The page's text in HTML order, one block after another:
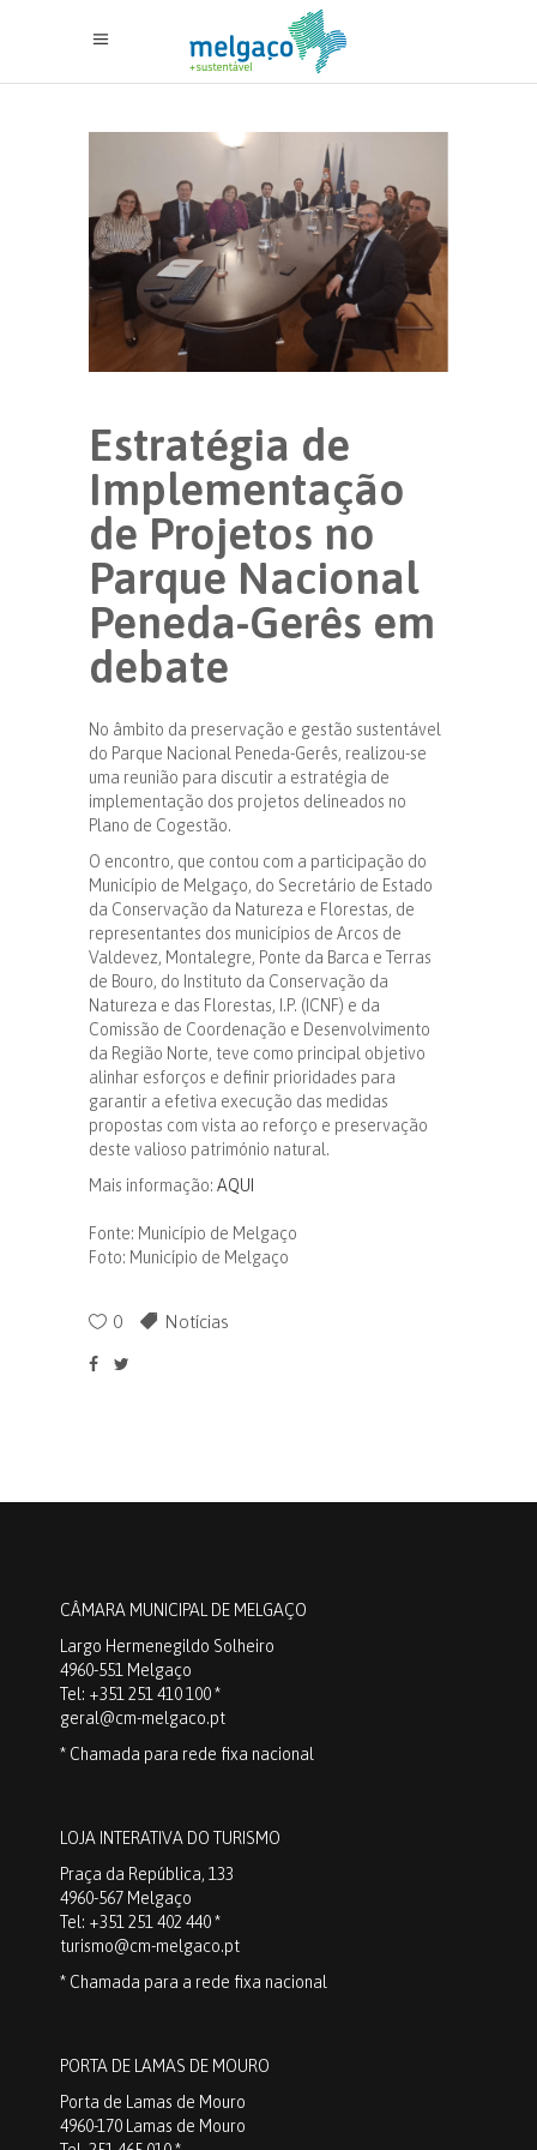
Estratégia de
Implementação
de Projetos no
Parque Nacional
Peneda-Gerês em
debate
No âmbito da preservação e gestão sustentável
do Parque Nacional Peneda-Gerês, realizou-se
uma reunião para discutir a estratégia de
implementação dos projetos delineados no
Plano de Cogestão.
O encontro, que contou com a participação do
Município de Melgaço, do Secretário de Estado
da Conservação da Natureza e Florestas, de
representantes dos municípios de Arcos de
Valdevez, Montalegre, Ponte da Barca e Terras
de Bouro, do Instituto da Conservação da
Natureza e das Florestas, I.P. (ICNF) e da
Comissão de Coordenação e Desenvolvimento
da Região Norte, teve como principal objetivo
alinhar esforços e definir prioridades para
garantir a efetiva execução das medidas
propostas com vista ao reforço e preservação
deste valioso património natural.
Mais informação: AQUI
Fonte: Município de Melgaço
Foto: Município de Melgaço
0 Notícias
CÂMARA MUNICIPAL DE MELGAÇO
Largo Hermenegildo Solheiro
4960-551 Melgaço
Tel: +351 251 410 100 *
geral@cm-melgaco.pt
* Chamada para rede fixa nacional
LOJA INTERATIVA DO TURISMO
Praça da República, 133
4960-567 Melgaço
Tel: +351 251 402 440 *
turismo@cm-melgaco.pt
* Chamada para a rede fixa nacional
PORTA DE LAMAS DE MOURO
Porta de Lamas de Mouro
4960-170 Lamas de Mouro